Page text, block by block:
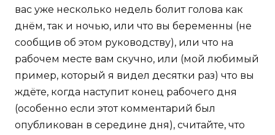
вас уже несколько недель болит голова как
днём, так и ночью, или что вы беременны (не
сообщив об этом руководству), или что на
рабочем месте вам скучно, или (мой любимый
пример, который я видел десятки раз) что вы
ждёте, когда наступит конец рабочего дня
(особенно если этот комментарий был
опубликован в середине дня), считайте, что